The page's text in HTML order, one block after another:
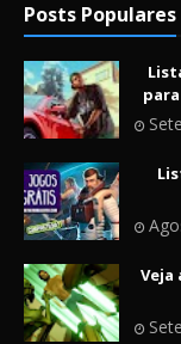
Posts Populares
para
Veja